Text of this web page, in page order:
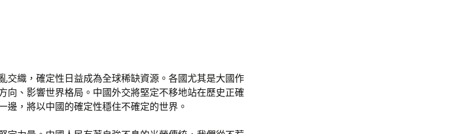
交織，確定性日益成為全球稀缺資源。各國尤其是大國作
向、影響世界格局。中國外交將堅定不移地站在歷史正確
邊，將以中國的確定性穩住不確定的世界。